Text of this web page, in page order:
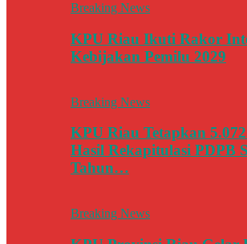
Breaking News
KPU Riau Ikuti Rakor
Kebijakan Pemilu 2029
Breaking News
KPU Riau Tetapkan
Hasil Rekapitulasi PDPB
Tahun…
Breaking News